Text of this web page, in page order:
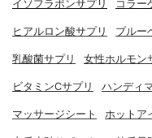
イソフラボンサプリ コラー
ヒアルロン酸サプリ ブルー
乳酸菌サプリ 女性ホルモン
ビタミンCサプリ ハンディ
マッサージシート ホットア